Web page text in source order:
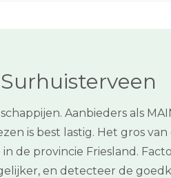
Aanbieders als
is best lastig. Het gros
de provincie Friesland.
en detecteer de